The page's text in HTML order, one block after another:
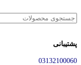
پشتیبانی
03132100060